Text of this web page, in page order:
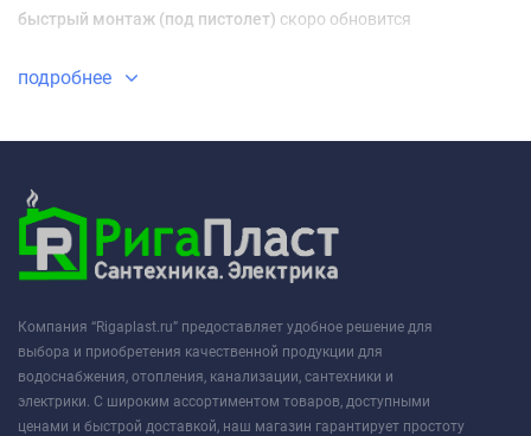
быстрый монтаж (под пистолет) скоро обновится
подробнее
Компания “Rigaplast.ru” предоставляет удобное решение для
выбора и приобретения качественной продукции для
водоснабжения, отопления, канализации, сантехники и
электрики. С широким ассортиментом товаров, доступными
ценами и быстрой доставкой, наш магазин гарантирует простоту